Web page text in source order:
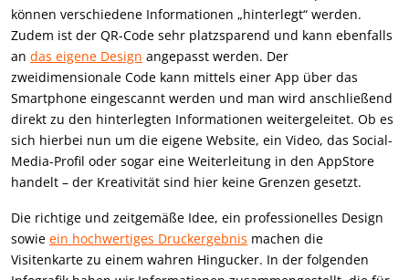
können verschiedene Informationen „hinterlegt“ werden.
Zudem ist der QR-Code sehr platzsparend und kann ebenfalls
an das eigene Design angepasst werden. Der
zweidimensionale Code kann mittels einer App über das
Smartphone eingescannt werden und man wird anschließend
direkt zu den hinterlegten Informationen weitergeleitet. Ob es
sich hierbei nun um die eigene Website, ein Video, das Social-
Media-Profil oder sogar eine Weiterleitung in den AppStore
handelt – der Kreativität sind hier keine Grenzen gesetzt.
Die richtige und zeitgemäße Idee, ein professionelles Design
sowie ein hochwertiges Druckergebnis machen die
Visitenkarte zu einem wahren Hingucker. In der folgenden